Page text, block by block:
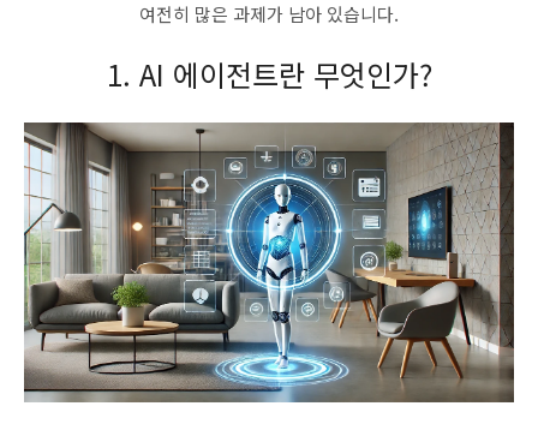
여전히 많은 과제가 남아 있습니다.
1. AI 에이전트란 무엇인가?